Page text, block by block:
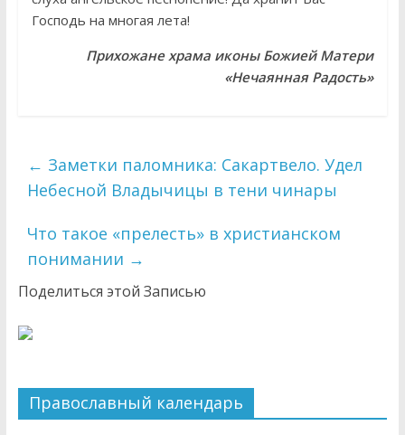
Господь на многая лета!
Прихожане храма иконы Божией Матери
«Нечаянная Радость»
← Заметки паломника: Сакартвело. Удел
Небесной Владычицы в тени чинары
Что такое «прелесть» в христианском
понимании →
Поделиться этой Записью
Православный календарь